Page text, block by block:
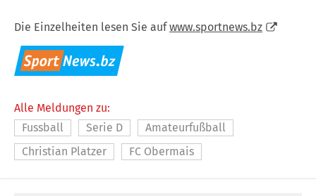
Die Einzelheiten lesen Sie aufwww.sportnews.bz
Alle Meldungen zu:
Fussball
Serie D
Amateurfußball
Christian Platzer
FC Obermais